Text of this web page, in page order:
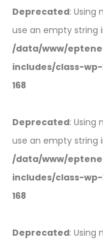
Deprecated: Using
use an empty string
/data/www/
includes/class-
168
Deprecated: Using
use an empty string
/data/www/
includes/class-
168
Deprecated: Using